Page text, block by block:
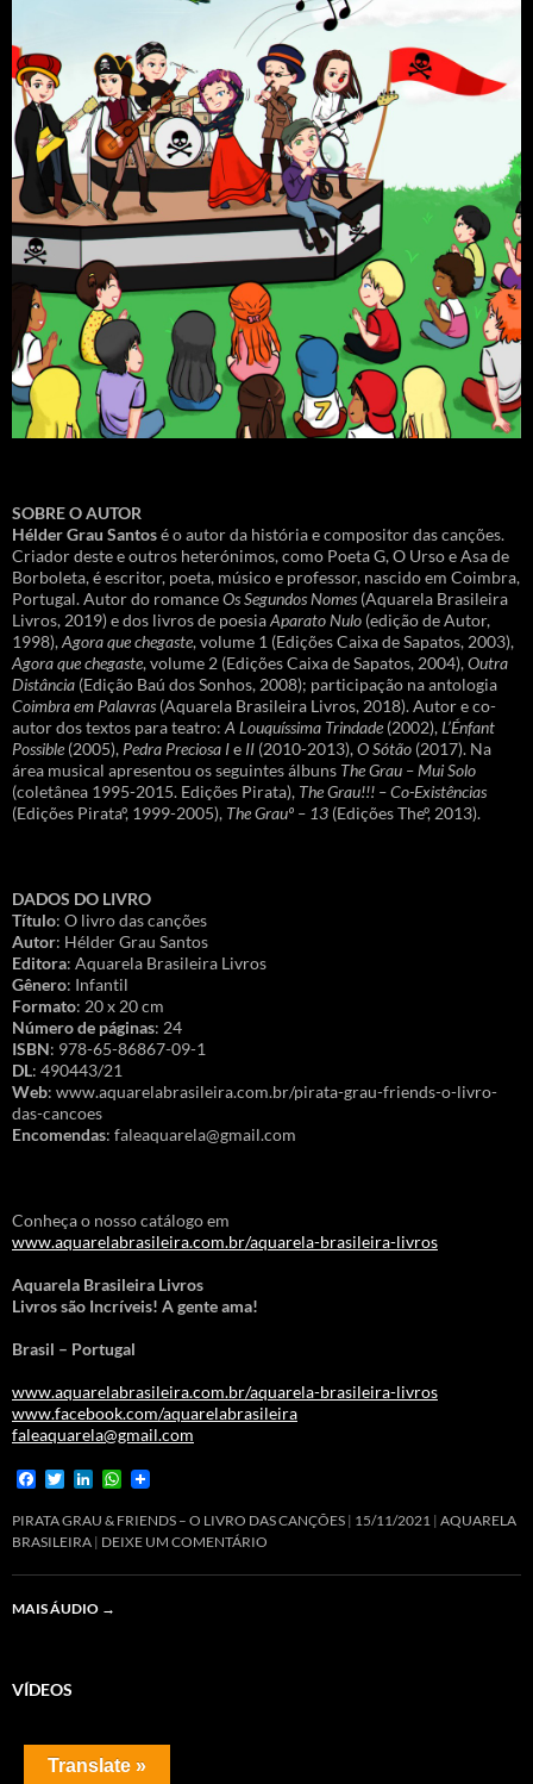
SOBRE O AUTOR
Hélder Grau Santosé o autor da história e compositor das canções.
Criador deste e outros heterónimos, como Poeta G, O Urso e Asa de
Borboleta, é escritor, poeta, músico e professor, nascido em Coimbra,
Portugal. Autor do romanceOs Segundos Nomes (Aquarela Brasileira
Livros, 2019) e dos livros de poesiaAparato Nulo (edição de Autor,
1998),Agora que chegaste, volume 1 (Edições Caixa de Sapatos, 2003),
Agora que chegaste, volume 2 (Edições Caixa de Sapatos, 2004),Outra
Distância (Edição Baú dos Sonhos, 2008); participação na antologia
Coimbra em Palavras (Aquarela Brasileira Livros, 2018). Autor e co-
autor dos textos para teatro: A Louquíssima Trindade (2002),L’Énfant
Possible (2005), Pedra Preciosa Ie II (2010-2013),O Sótão (2017). Na
área musical apresentou os seguintes álbuns The Grau – Mui Solo
(coletânea 1995-2015. Edições Pirata), The Grau!!! – Co-Existências
(Edições Pirataº, 1999-2005), The Grauº – 13 (Edições Theº, 2013).
DADOS DO LIVRO
Título: O livro das canções
Autor: Hélder Grau Santos
Editora: Aquarela Brasileira Livros
Gênero: Infantil
Formato: 20 x 20 cm
Número de páginas: 24
ISBN: 978-65-86867-09-1
DL: 490443/21
Web: www.aquarelabrasileira.com.br/pirata-grau-friends-o-livro-
das-cancoes
Encomendas: faleaquarela@gmail.com
Conheça o nosso catálogo em
www.aquarelabrasileira.com.br/aquarela-brasileira-livros
Aquarela Brasileira Livros
Livros são Incríveis! A gente ama!
Brasil – Portugal
www.aquarelabrasileira.com.br/aquarela-brasileira-livros
www.facebook.com/aquarelabrasileira
faleaquarela@gmail.com
F
c
e
b
o
k
T
i
t
t
e
n
k
e
d
n
W
a
t
s
A
PIRATA GRAU & FRIENDS – O LIVRO DAS CANÇÕES 15/11/2021
AQUARELA
BRASILEIRA DEIXE UM COMENTÁRIO
MAIS ÁUDIO →
VÍDEOS
Translate »